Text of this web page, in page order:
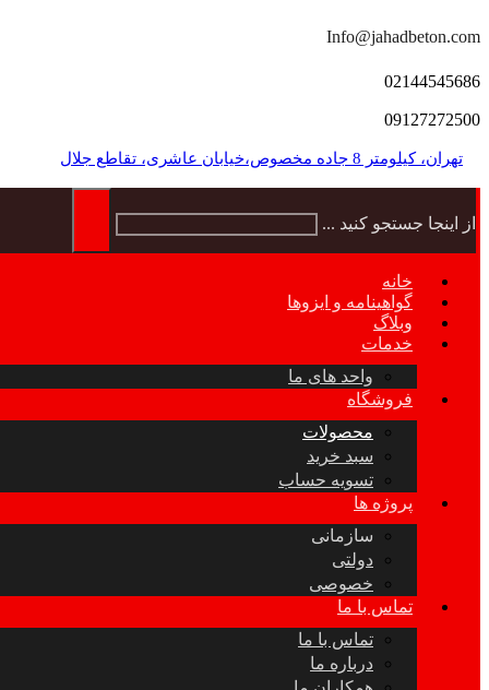
Info@jahadbeton.com
02144545686
09127272500
تهران، کیلومتر 8 جاده مخصوص،خیابان عاشری، تقاطع جلال
از اینجا جستجو کنید ...
خانه
گواهینامه و ایزوها
وبلاگ
خدمات
واحد های ما
فروشگاه
محصولات
سبد خرید
تسویه حساب
پروژه ها
سازمانی
دولتی
خصوصی
تماس با ما
تماس با ما
درباره ما